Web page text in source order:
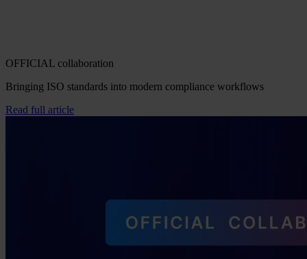
OFFICIAL collaboration
Bringing ISO standards into modern compliance workflows
Read full article